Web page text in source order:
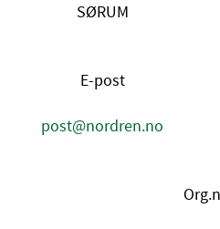
SØRUM
E-post
post@nordren.no